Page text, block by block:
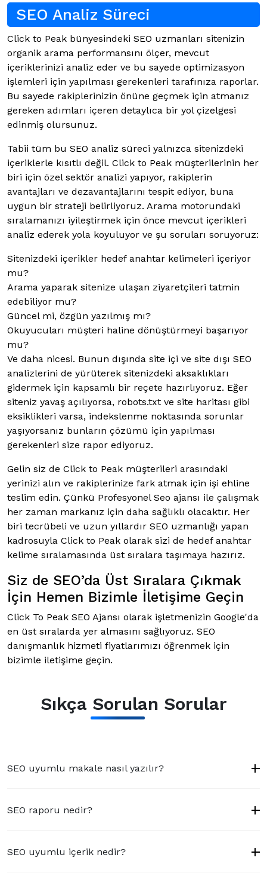
SEO Analiz Süreci
Click to Peak bünyesindeki SEO uzmanları sitenizin
organik arama performansını ölçer, mevcut
içeriklerinizi analiz eder ve bu sayede optimizasyon
işlemleri için yapılması gerekenleri tarafınıza raporlar.
Bu sayede rakiplerinizin önüne geçmek için atmanız
gereken adımları içeren detaylıca bir yol çizelgesi
edinmiş olursunuz.
Tabii tüm bu SEO analiz süreci yalnızca sitenizdeki
içeriklerle kısıtlı değil. Click to Peak müşterilerinin her
biri için özel sektör analizi yapıyor, rakiplerin
avantajları ve dezavantajlarını tespit ediyor, buna
uygun bir strateji belirliyoruz. Arama motorundaki
sıralamanızı iyileştirmek için önce mevcut içerikleri
analiz ederek yola koyuluyor ve şu soruları soruyoruz:
Sitenizdeki içerikler hedef anahtar kelimeleri içeriyor
mu?
Arama yaparak sitenize ulaşan ziyaretçileri tatmin
edebiliyor mu?
Güncel mi, özgün yazılmış mı?
Okuyucuları müşteri haline dönüştürmeyi başarıyor
mu?
Ve daha nicesi. Bunun dışında site içi ve site dışı SEO
analizlerini de yürüterek sitenizdeki aksaklıkları
gidermek için kapsamlı bir reçete hazırlıyoruz. Eğer
siteniz yavaş açılıyorsa, robots.txt ve site haritası gibi
eksiklikleri varsa, indekslenme noktasında sorunlar
yaşıyorsanız bunların çözümü için yapılması
gerekenleri size rapor ediyoruz.
Gelin siz de Click to Peak müşterileri arasındaki
yerinizi alın ve rakiplerinize fark atmak için işi ehline
teslim edin. Çünkü Profesyonel Seo ajansı ile çalışmak
her zaman markanız için daha sağlıklı olacaktır. Her
biri tecrübeli ve uzun yıllardır SEO uzmanlığı yapan
kadrosuyla Click to Peak olarak sizi de hedef anahtar
kelime sıralamasında üst sıralara taşımaya hazırız.
Siz de SEO’da Üst Sıralara Çıkmak
İçin Hemen Bizimle İletişime Geçin
Click To Peak SEO Ajansı olarak işletmenizin Google'da
en üst sıralarda yer almasını sağlıyoruz. SEO
danışmanlık hizmeti fiyatlarımızı öğrenmek için
bizimle iletişime geçin.
Sıkça Sorulan Sorular
SEO uyumlu makale nasıl yazılır?
SEO raporu nedir?
SEO uyumlu içerik nedir?